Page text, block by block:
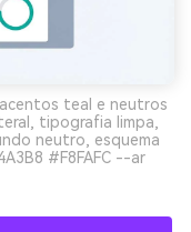
teal e neutros
tipografia limpa,
neutro, esquema
#F8FAFC --ar